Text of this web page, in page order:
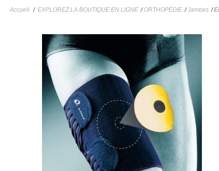
Accueil / EXPLOREZ LA BOUTIQUE EN LIGNE / ORTHOPÉDIE / Jambes /